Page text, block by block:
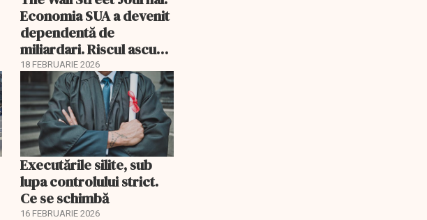
Economia SUA a devenit
dependentă de
miliardari. Riscul ascuns
pentru burse și consum
18 FEBRUARIE 2026
Executările silite, sub
lupa controlului strict.
Ce se schimbă
16 FEBRUARIE 2026